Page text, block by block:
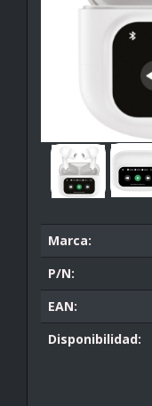
Marca:
P/N:
EAN:
Disponibilidad: